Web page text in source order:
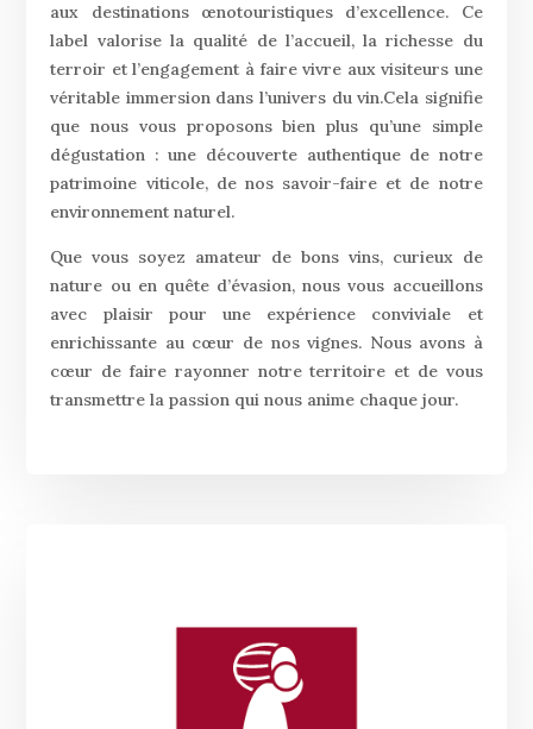
aux destinations œnotouristiques d’excellence. Ce
label valorise la qualité de l’accueil, la richesse du
terroir et l’engagement à faire vivre aux visiteurs une
véritable immersion dans l’univers du vin.Cela signifie
que nous vous proposons bien plus qu’une simple
dégustation : une découverte authentique de notre
patrimoine viticole, de nos savoir-faire et de notre
environnement naturel.
Que vous soyez amateur de bons vins, curieux de
nature ou en quête d’évasion, nous vous accueillons
avec plaisir pour une expérience conviviale et
enrichissante au cœur de nos vignes. Nous avons à
cœur de faire rayonner notre territoire et de vous
transmettre la passion qui nous anime chaque jour.